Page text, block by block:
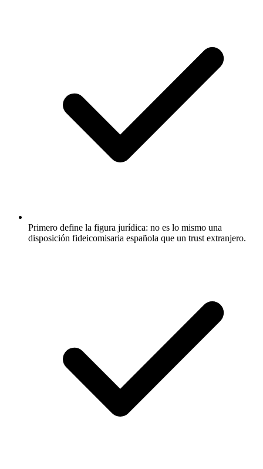
Primero define la figura jurídica: no es lo mismo una
disposición fideicomisaria española que un trust extranjero.